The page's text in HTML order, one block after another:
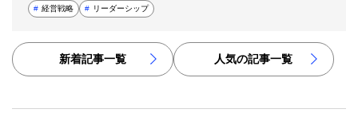
# 経営戦略 # リーダーシップ
新着記事一覧 人気の記事一覧